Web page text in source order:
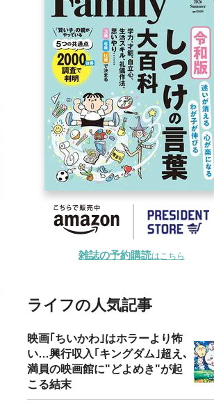
雑誌の予約購読はこちら
ライフの人気記事
映画｢ちいかわ｣はホラーより怖
い…興行収入｢キングダム｣超え､
満員の映画館に"どよめき"が起
こる結末